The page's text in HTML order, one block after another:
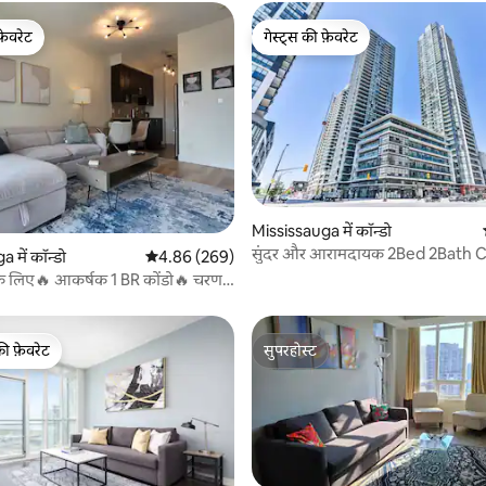
में कॉन्डो औसत रेटिंग 5 में से 4.86, 269 समीक्षाएँ
4.86 (269)
लिए🔥 आकर्षक 1 BR कोंडो🔥 चरण!
गेस्ट्स की फ़ेवरेट
गेस्ट्स की फ़ेवरेट
Mississauga में कॉन्डो
सुंदर और आरामदायक 2Bed 2Bath
फ़ेवरेट
फ़ेवरेट
सुपरहोस्ट
सुपरहोस्ट